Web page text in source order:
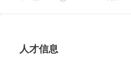
人才信息